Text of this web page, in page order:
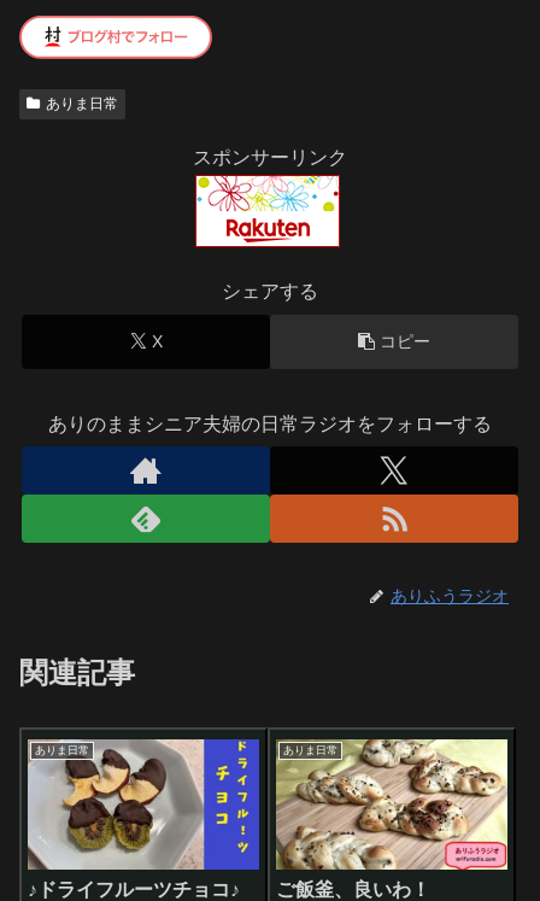
ありま日常
スポンサーリンク
シェアする
X コピー
ありのままシニア夫婦の日常ラジオをフォローする
ありふうラジオ
関連記事
ありま日常
♪ドライフルーツチョコ♪
ありま日常
ご飯釜、良いわ！